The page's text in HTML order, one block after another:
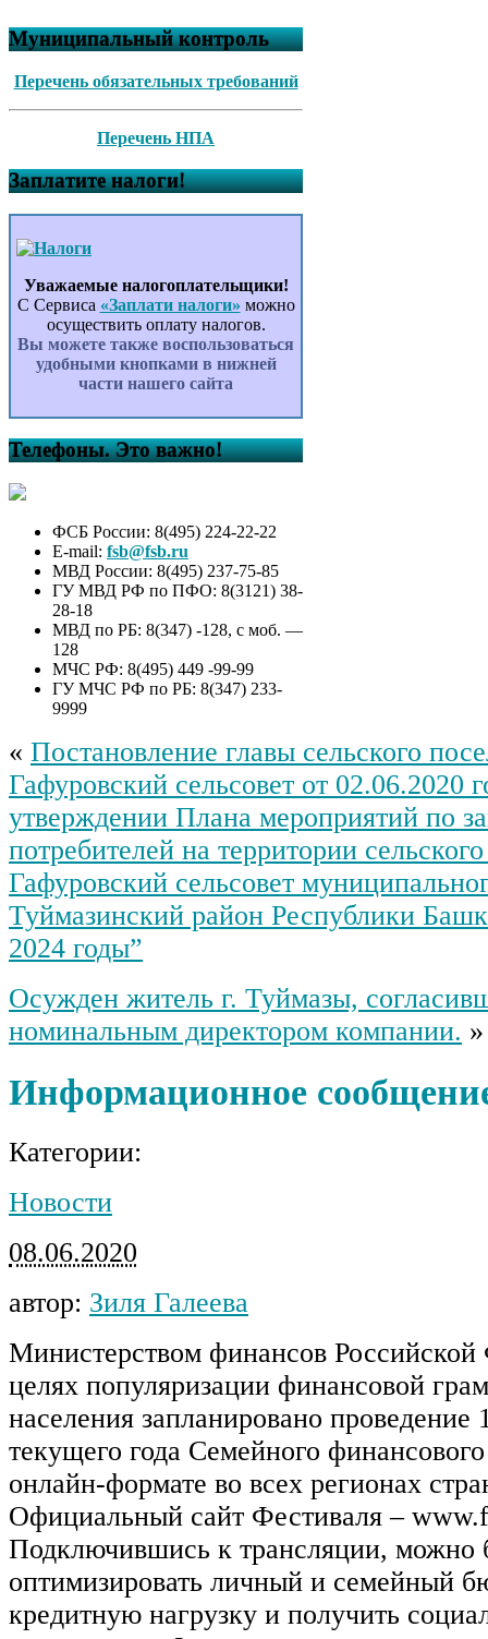
Муниципальный контроль
Перечень обязательных требований
Перечень НПА
Заплатите налоги!
Уважаемые налогоплательщики!
С Сервиса «Заплати налоги» можно
осуществить оплату налогов.
Вы можете также воспользоваться
удобными кнопками в нижней
части нашего сайта
Телефоны. Это важно!
ФСБ России: 8(495) 224-22-22
E-mail: fsb@fsb.ru
МВД России: 8(495) 237-75-85
ГУ МВД РФ по ПФО: 8(3121) 38-
28-18
МВД по РБ: 8(347) -128, с моб. —
128
МЧС РФ: 8(495) 449 -99-99
ГУ МЧС РФ по РБ: 8(347) 233-
9999
« Постановление главы сельского
Гафуровский сельсовет от 02.06.2020
утверждении Плана мероприятий по
потребителей на территории
Гафуровский сельсовет
Туймазинский район Республики
2024 годы”
Осужден житель г. Туймазы,
номинальным директором компании. »
Информационное
Категории:
Новости
08.06.2020
автор: Зиля Галеева
Министерством финансов
целях популяризации финансовой
населения запланировано
текущего года Семейного
онлайн-формате во всех регионах
Официальный сайт Фестиваля –
Подключившись к трансляции, можно
оптимизировать личный и семейный
кредитную нагрузку и получить